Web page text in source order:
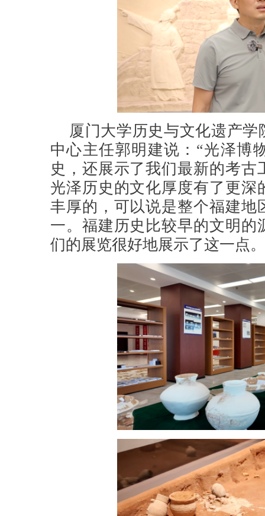
厦门大学历史与文化遗产
中心主任郭明建说：“光泽博
史，还展示了我们最新的考
光泽历史的文化厚度有了更
丰厚的，可以说是整个福建地
一。福建历史比较早的文明
们的展览很好地展示了这一点。